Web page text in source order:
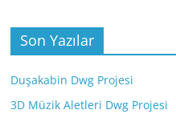
Son Yazılar
Duşakabin Dwg Projesi
3D Müzik Aletleri Dwg Projesi